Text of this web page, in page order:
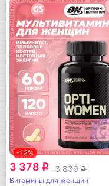
-12%
3 378 q 3 839q
Витамины для женщин